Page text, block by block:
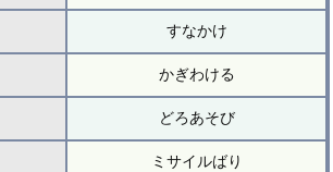
すなかけ
かぎわける
どろあそび
ミサイルばり